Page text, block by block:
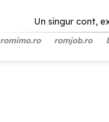
Un singur cont,
romimo.ro romjob.ro